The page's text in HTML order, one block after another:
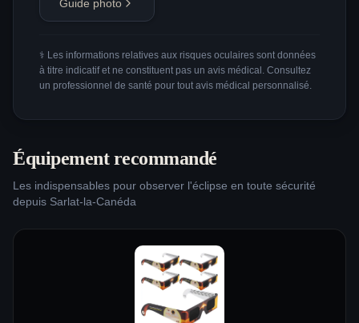
Guide photo
⚕️ Les informations relatives aux risques oculaires sont données
à titre indicatif et ne constituent pas un avis médical. Consultez
un professionnel de santé pour tout avis médical personnalisé.
Équipement recommandé
Les indispensables pour observer l'éclipse en toute sécurité
depuis Sarlat-la-Canéda